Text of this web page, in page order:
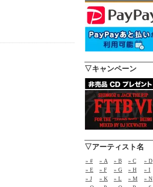
▽キャンペーン
▽アーティスト名
» # » A » B » C
» D
» E
» F » G » H
» I
» J
» K » L » M
» N